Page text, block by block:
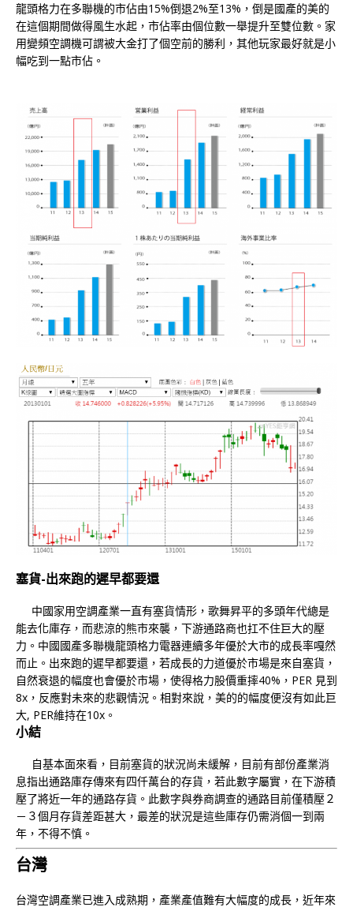
龍頭格力在多聯機的市佔由15%倒退2%至13%，倒是國產的美的
在這個期間做得風生水起，市佔率由個位數一舉提升至雙位數。家
用變頻空調機可謂被大金打了個空前的勝利，其他玩家最好就是小
幅吃到一點市佔。
塞貨-出來跑的遲早都要還
中國家用空調產業一直有塞貨情形，歌舞昇平的多頭年代總是
能去化庫存，而悲涼的熊市來襲，下游通路商也扛不住巨大的壓
力。中國國產多聯機龍頭格力電器連續多年優於大市的成長率嘎然
而止。出來跑的遲早都要還，若成長的力道優於市場是來自塞貨，
自然衰退的幅度也會優於市場，使得格力股價重摔40%，PER 見到
8x，反應對未來的悲觀情況。相對來說，美的的幅度便沒有如此巨
大, PER維持在10x。
小結
自基本面來看，目前塞貨的狀況尚未緩解，目前有部份產業消
息指出通路庫存傳來有四仟萬台的存貨，若此數字屬實，在下游積
壓了將近一年的通路存貨。此數字與券商調查的通路目前僅積壓２
－３個月存貨差距甚大，最差的狀況是這些庫存仍需消個一到兩
年，不得不慎。
台灣
台灣空調產業已進入成熟期，產業產值難有大幅度的成長，近年來